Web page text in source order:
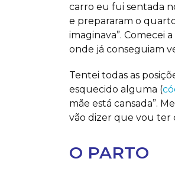
carro eu fui sentada
e prepararam o
imaginava”. Comecei
onde já conseguiam
Tentei todas as
esquecido alguma (
mãe está cansada”.
vão dizer que vou ter
O PARTO